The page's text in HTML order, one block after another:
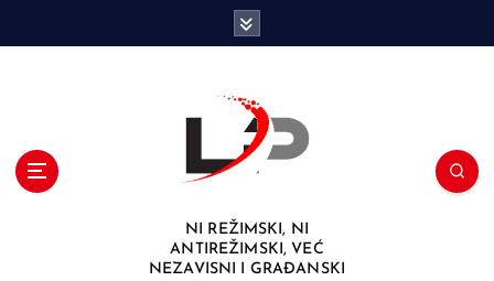
NI REŽIMSKI, NI
ANTIREŽIMSKI, VEĆ
NEZAVISNI I GRAĐANSKI